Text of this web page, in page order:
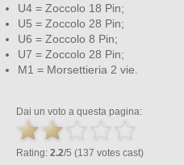
U4 = Zoccolo 18 Pin;
U5 = Zoccolo 28 Pin;
U6 = Zoccolo 8 Pin;
U7 = Zoccolo 28 Pin;
M1 = Morsettieria 2 vie.
Dai un voto a questa pagina:
Rating: 2.2/5 (137 votes cast)